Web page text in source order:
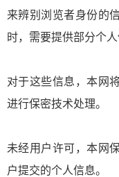
来辨别浏览者身份的
时，需要提供部分个人
对于这些信息，本网
进行保密技术处理。
未经用户许可，本网
户提交的个人信息。